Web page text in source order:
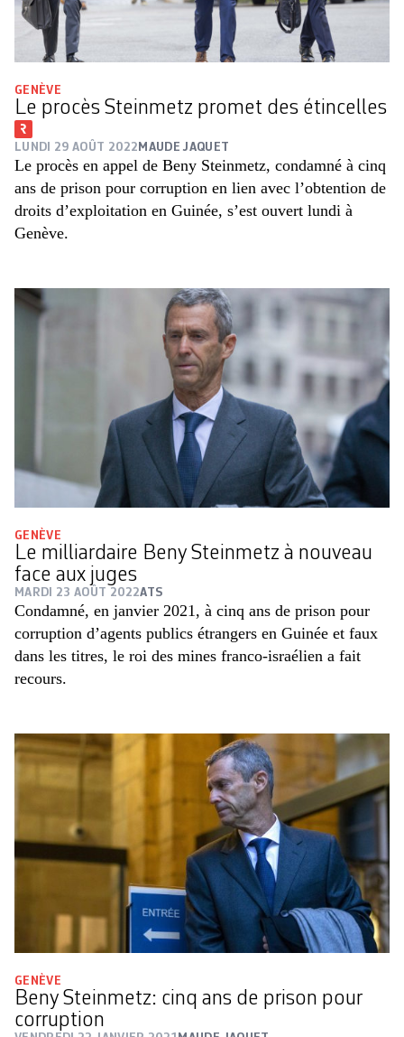
GENÈVE
Le procès Steinmetz promet des étincelles
LUNDI 29 AOÛT 2022 MAUDE JAQUET
Le procès en appel de Beny Steinmetz, condamné à cinq
ans de prison pour corruption en lien avec l’obtention de
droits d’exploitation en Guinée, s’est ouvert lundi à
Genève.
GENÈVE
Le milliardaire Beny Steinmetz à nouveau
face aux juges
MARDI 23 AOÛT 2022ATS
Condamné, en janvier 2021, à cinq ans de prison pour
corruption d’agents publics étrangers en Guinée et faux
dans les titres, le roi des mines franco-israélien a fait
recours.
GENÈVE
Beny Steinmetz: cinq ans de prison pour
corruption